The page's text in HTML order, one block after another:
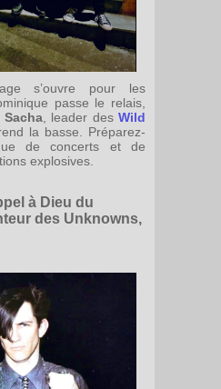
s’ouvre pour les
passe le relais,
Sacha, leader desWild
la basse. Préparez-
de concerts et de
explosives.
à Dieu du
des Unknowns,